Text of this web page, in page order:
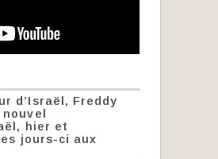
d’Israël, Freddy
hier et
jours-ci aux